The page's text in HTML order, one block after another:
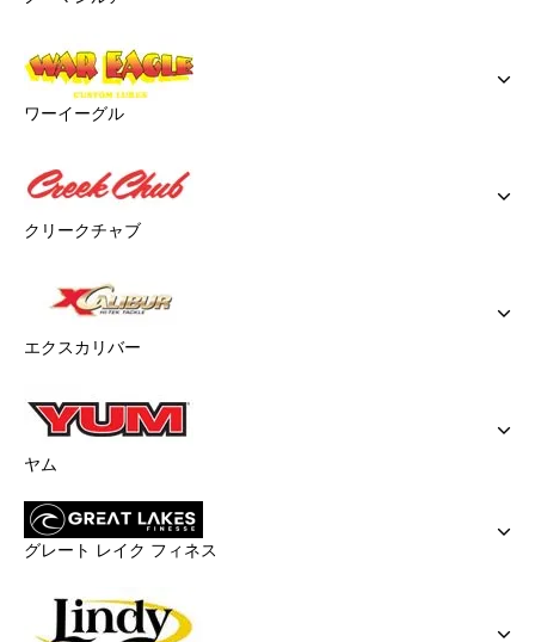
ワーイーグル
クリークチャブ
エクスカリバー
ヤム
グレート レイク フィネス